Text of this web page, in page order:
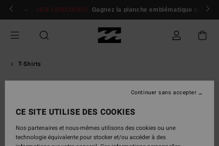
Passer
Se connecter / s'inscrire
JEU CONCOURS Gagnez la planche emblématique d'Andy
T-Shirts
CE SITE UTILISE DES COOKIES
Nos partenaires et nous-mêmes utilisons des cookies ou une
technologie équivalente pour stocker et/ou accéder à des
Continuer sans accepter